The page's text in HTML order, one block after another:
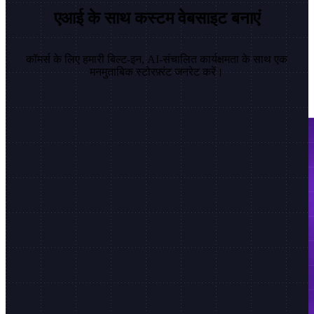
एआई के साथ कस्टम वेबसाइट बनाएं
कॉमर्स के लिए हमारी बिल्ट-इन, AI-संचालित कार्यक्षमता के साथ एक
मनमुताबिक स्टोरफ़्रंट जनरेट करें।